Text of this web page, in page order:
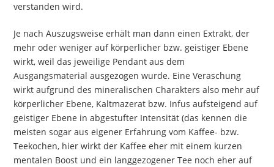
verstanden wird.
Je nach Auszugsweise erhält man dann einen Extrakt, der
mehr oder weniger auf körperlicher bzw. geistiger Ebene
wirkt, weil das jeweilige Pendant aus dem
Ausgangsmaterial ausgezogen wurde. Eine Veraschung
wirkt aufgrund des mineralischen Charakters also mehr auf
körperlicher Ebene, Kaltmazerat bzw. Infus aufsteigend auf
geistiger Ebene in abgestufter Intensität (das kennen die
meisten sogar aus eigener Erfahrung vom Kaffee- bzw.
Teekochen, hier wirkt der Kaffee eher mit einem kurzen
mentalen Boost und ein langgezogener Tee noch eher auf